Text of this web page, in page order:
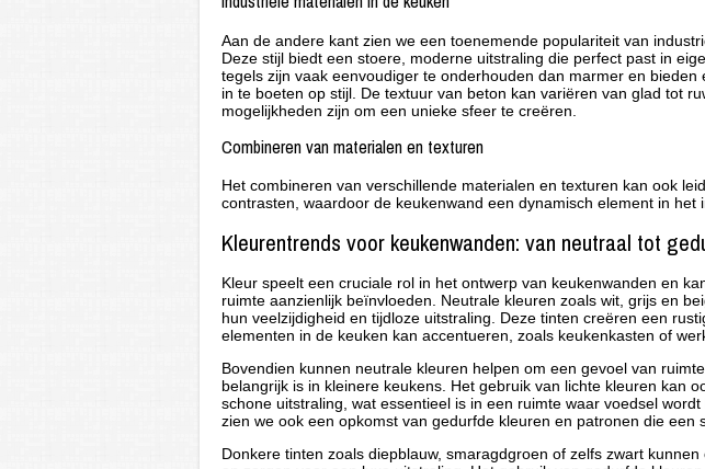
Aan de andere kant zien we een toenemende populariteit van
Deze stijl biedt een stoere, moderne uitstraling die perfect past in
tegels zijn vaak eenvoudiger te onderhouden dan marmer en
in te boeten op stijl. De textuur van beton kan variëren van glad tot
mogelijkheden zijn om een unieke sfeer te creëren.
Combineren van materialen en texturen
Het combineren van verschillende materialen en texturen kan ook
contrasten, waardoor de keukenwand een dynamisch element in het
Kleurentrends voor keukenwanden: van neutraal tot
Kleur speelt een cruciale rol in het ontwerp van keukenwanden en
ruimte aanzienlijk beïnvloeden. Neutrale kleuren zoals wit, grijs en
hun veelzijdigheid en tijdloze uitstraling. Deze tinten creëren een
elementen in de keuken kan accentueren, zoals keukenkasten of
Bovendien kunnen neutrale kleuren helpen om een gevoel van
belangrijk is in kleinere keukens. Het gebruik van lichte kleuren kan
schone uitstraling, wat essentieel is in een ruimte waar voedsel
zien we ook een opkomst van gedurfde kleuren en patronen die een
Donkere tinten zoals diepblauw, smaragdgroen of zelfs zwart